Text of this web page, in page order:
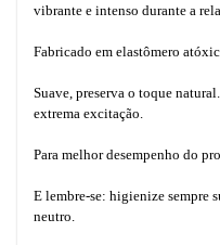
vibrante e intenso durante a
Fabricado em elastômero
Suave, preserva o toque
extrema excitação.
Para melhor desempenho do
E lembre-se: higienize sempre
neutro.